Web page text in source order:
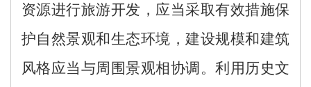
资源进行旅游开发，应当采取有效措施保
护自然景观和生态环境，建设规模和建筑
风格应当与周围景观相协调。利用历史文